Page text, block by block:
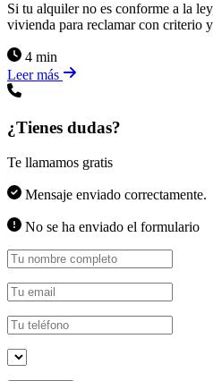
Si tu alquiler no es conforme a la
vivienda para reclamar con criterio
4 min
Leer más
¿Tienes dudas?
Te llamamos gratis
Mensaje enviado correctamente.
No se ha enviado el formulario